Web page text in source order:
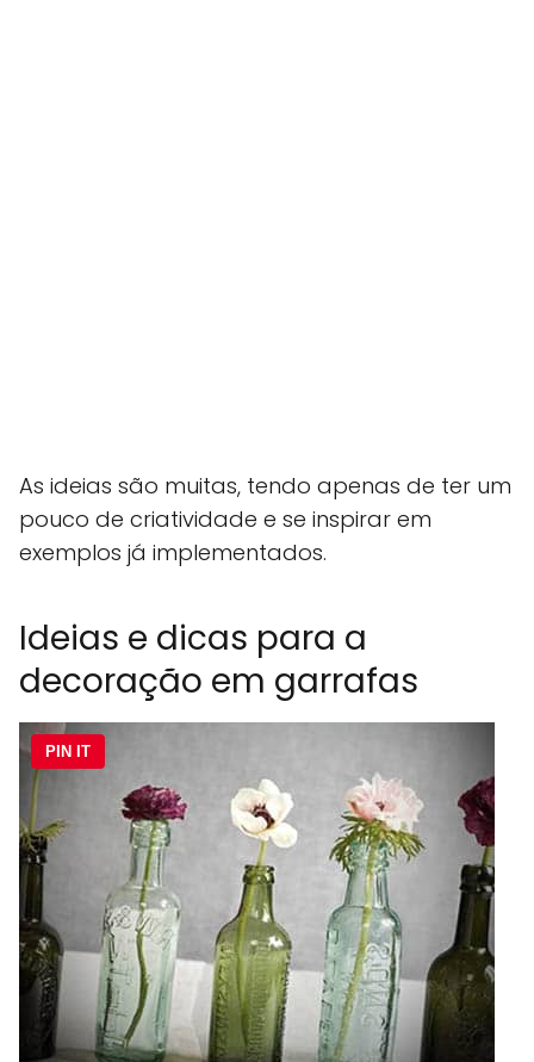
As ideias são muitas, tendo apenas de ter um
pouco de criatividade e se inspirar em
exemplos já implementados.
Ideias e dicas para a
decoração em garrafas
PIN IT